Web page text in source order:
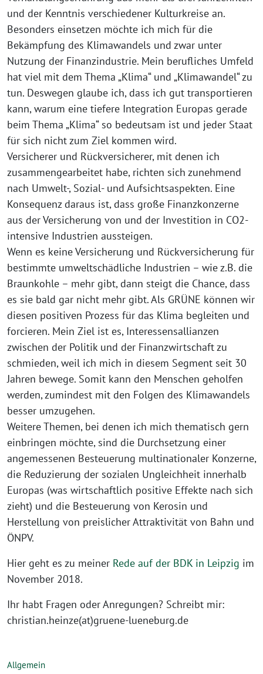
und der Kenntnis verschiedener Kulturkreise an.
Besonders einsetzen möchte ich mich für die
Bekämpfung des Klimawandels und zwar unter
Nutzung der Finanzindustrie. Mein berufliches Umfeld
hat viel mit dem Thema „Klima“ und „Klimawandel“ zu
tun. Deswegen glaube ich, dass ich gut transportieren
kann, warum eine tiefere Integration Europas gerade
beim Thema „Klima“ so bedeutsam ist und jeder Staat
für sich nicht zum Ziel kommen wird.
Versicherer und Rückversicherer, mit denen ich
zusammengearbeitet habe, richten sich zunehmend
nach Umwelt-, Sozial- und Aufsichtsaspekten. Eine
Konsequenz daraus ist, dass große Finanzkonzerne
aus der Versicherung von und der Investition in CO2-
intensive Industrien aussteigen.
Wenn es keine Versicherung und Rückversicherung für
bestimmte umweltschädliche Industrien – wie z.B. die
Braunkohle – mehr gibt, dann steigt die Chance, dass
es sie bald gar nicht mehr gibt. Als GRÜNE können wir
diesen positiven Prozess für das Klima begleiten und
forcieren. Mein Ziel ist es, Interessensallianzen
zwischen der Politik und der Finanzwirtschaft zu
schmieden, weil ich mich in diesem Segment seit 30
Jahren bewege. Somit kann den Menschen geholfen
werden, zumindest mit den Folgen des Klimawandels
besser umzugehen.
Weitere Themen, bei denen ich mich thematisch gern
einbringen möchte, sind die Durchsetzung einer
angemessenen Besteuerung multinationaler Konzerne,
die Reduzierung der sozialen Ungleichheit innerhalb
Europas (was wirtschaftlich positive Effekte nach sich
zieht) und die Besteuerung von Kerosin und
Herstellung von preislicher Attraktivität von Bahn und
ÖNPV.
Hier geht es zu meiner Rede auf der BDK in Leipzig im
November 2018.
Ihr habt Fragen oder Anregungen? Schreibt mir:
christian.heinze(at)gruene-lueneburg.de
Allgemein